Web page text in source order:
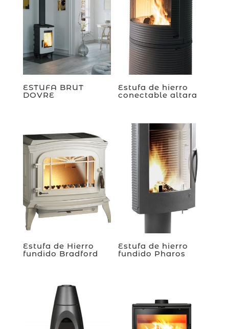
ESTUFA BRUT
DOVRE
Estufa de hierro
conectable altara
Estufa de Hierro
fundido Bradford
Estufa de hierro
fundido Pharos